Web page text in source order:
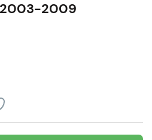
2003-2009